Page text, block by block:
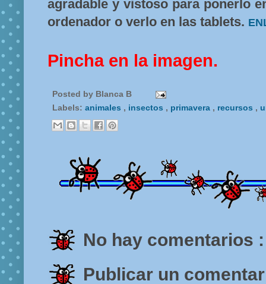
agradable y vistoso para ponerlo
ordenador o verlo en las tablets.
Pincha en la imagen.
Posted by Blanca B
Labels: animales , insectos , primavera , recursos ,
No hay comentarios :
Publicar un